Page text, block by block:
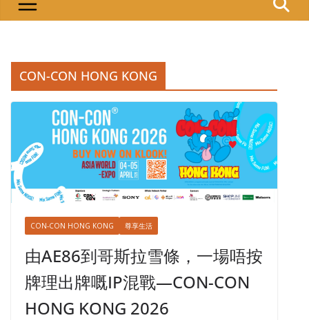
CON-CON HONG KONG
CON-CON HONG KONG 尊享生活
由AE86到哥斯拉雪條，一場唔按
牌理出牌嘅IP混戰—CON-CON
HONG KONG 2026